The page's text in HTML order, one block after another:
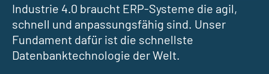
Industrie 4.0 braucht ERP-Systeme die agil,
schnell und anpassungsfähig sind. Unser
Fundament dafür ist die schnellste
Datenbanktechnologie der Welt.